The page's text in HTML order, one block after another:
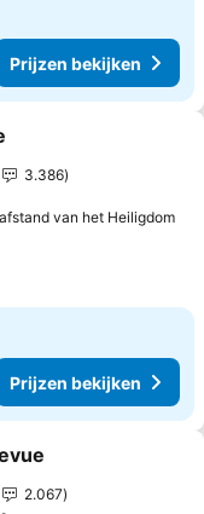
Prijzen bekijken
aan favorieten
3.386
van het Heiligdom
Prijzen bekijken
aan favorieten
2.067